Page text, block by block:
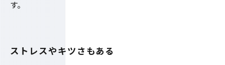
す。
ストレスやキツさもある